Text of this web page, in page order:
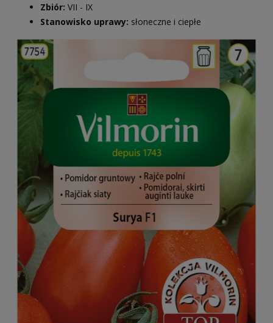
Zbiór: VII - IX
Stanowisko uprawy: słoneczne i ciepłe